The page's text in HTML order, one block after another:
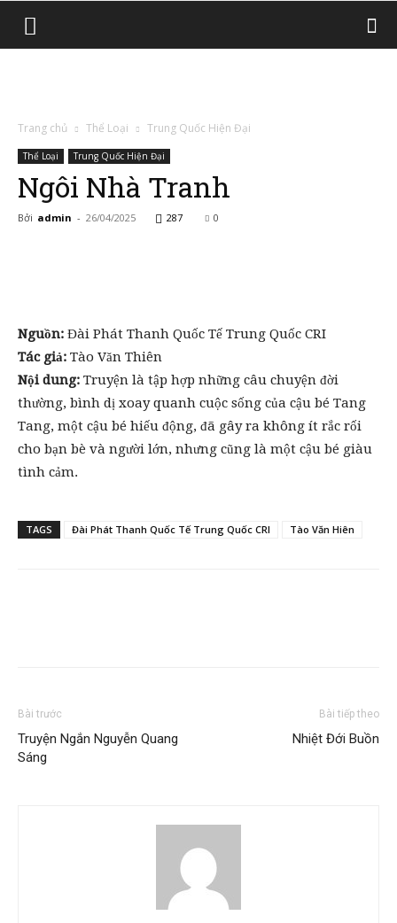
Trang chủ Thể Loại Trung Quốc Hiện Đại
Thể Loại Trung Quốc Hiện Đại
Ngôi Nhà Tranh
Bởi admin - 26/04/2025 287 0
Nguồn: Đài Phát Thanh Quốc Tế Trung Quốc CRI
Tác giả: Tào Văn Thiên
Nội dung: Truyện là tập hợp những câu chuyện đời
thường, bình dị xoay quanh cuộc sống của cậu bé Tang
Tang, một cậu bé hiếu động, đã gây ra không ít rắc rối
cho bạn bè và người lớn, nhưng cũng là một cậu bé giàu
tình cảm.
TAGS Đài Phát Thanh Quốc Tế Trung Quốc CRI Tào Văn Hiên
Bài trước
Truyện Ngắn Nguyễn Quang
Sáng
Bài tiếp theo
Nhiệt Đới Buồn